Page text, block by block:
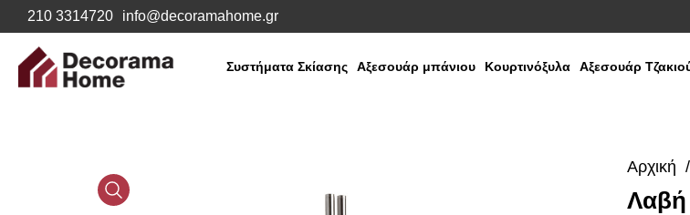
210 3314720 info@decoramahome.gr
Συστήματα Σκίασης Αξεσουάρ μπάνιου Κουρτινόξυλα Αξεσουάρ
Media
Media
Αρχική
Λαβή